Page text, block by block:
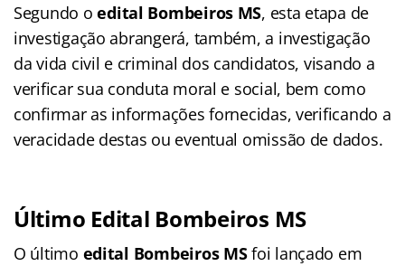
Segundo oedital Bombeiros MS, esta etapa de
investigação abrangerá, também, a investigação
da vida civil e criminal dos candidatos, visando a
verificar sua conduta moral e social, bem como
confirmar as informações fornecidas, verificando a
veracidade destas ou eventual omissão de dados.
Último Edital Bombeiros MS
O último edital Bombeiros MSfoi lançado em